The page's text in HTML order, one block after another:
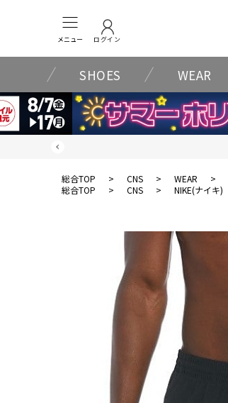
メニュー ログイン
SHOES WEAR
総合TOP > CNS > WEAR >
総合TOP
> CNS > NIKE(ナイキ)